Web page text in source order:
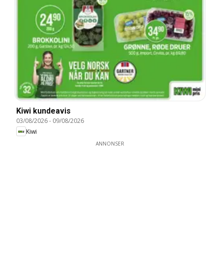
Kiwi kundeavis
03/08/2026- 09/08/2026
Kiwi
ANNONSER